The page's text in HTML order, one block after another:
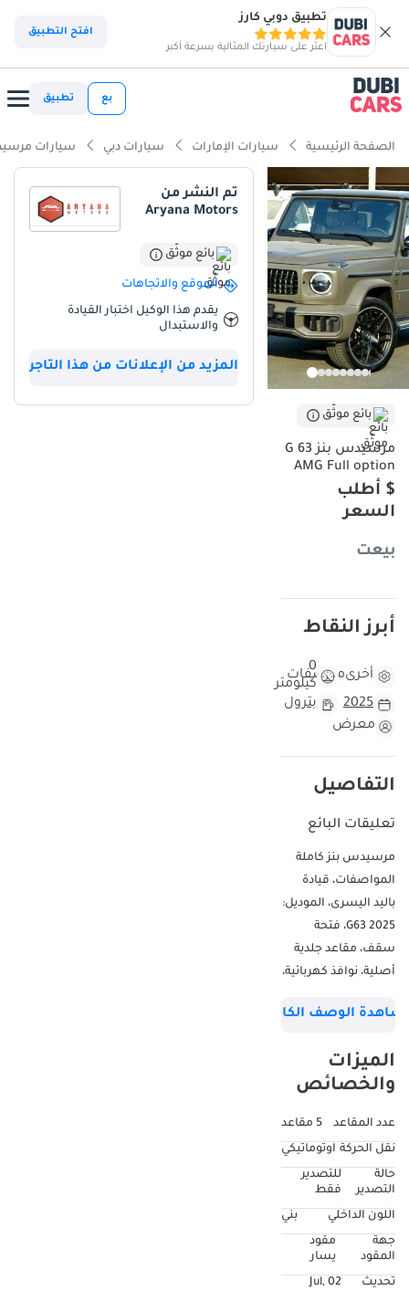
تطبيق دوبي كارز
اعثر على سيارتك المثالية بسرعة أكبر
افتح التطبيق
بع تطبيق
الصفحة الرئيسية سيارات الإمارات سيارات دبي سيارات
بائع موثّق
مرسيدس بنز G 63
AMG Full option
$ أطلب
السعر
بيعت
أبرز النقاط
أخرىمواصفات
0
كيلومتر
2025
بترول
معرض
التفاصيل
تعليقات البائع
مرسيدس بنز كاملة
المواصفات، قيادة
باليد اليسرى، الموديل:
2025 G63، فتحة
سقف، مقاعد جلدية
أصلية، نوافذ كهربائية،
5، لون الهيكل: بني
الوصف الكامل
الميزات
والخصائص
عدد المقاعد
5 مقاعد
نقل الحركة اوتوماتيكي
حالة
التصدير
للتصدير
فقط
اللون الداخلي
بني
جهة
المقود
مقود
يسار
تحديث
02 Jul,
تم النشر من
Aryana Motors
بائع موثّق
الموقع والاتجاهات
يقدم هذا الوكيل اختبار القيادة
والاستبدال
المزيد من الإعلانات من هذا التاجر